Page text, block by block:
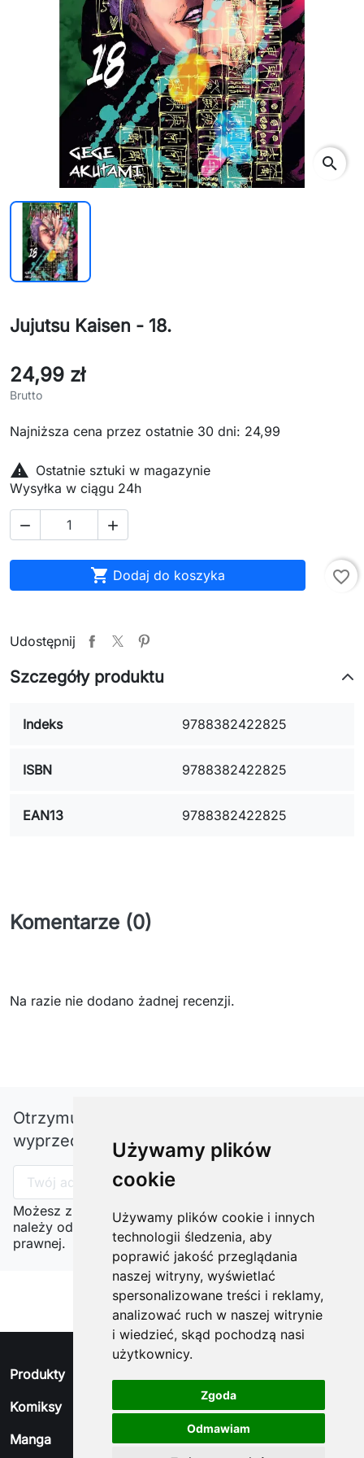
Używamy plików
cookie
Używamy plików cookie i innych
technologii śledzenia, aby
poprawić jakość przeglądania
naszej witryny, wyświetlać
spersonalizowane treści i reklamy,
analizować ruch w naszej witrynie
i wiedzieć, skąd pochodzą nasi
użytkownicy.
Zgoda
Odmawiam
search
Jujutsu Kaisen - 18.
24,99 zł
Brutto
Najniższa cena przez ostatnie 30 dni: 24,99
 Ostatnie sztuki w magazynie
Wysyłka w ciągu 24h
 
 Dodaj do koszyka favorite_border
Udostępnij
Szczegóły produktu
Indeks 9788382422825
ISBN 9788382422825
EAN13 9788382422825
Komentarze (0)
Na razie nie dodano żadnej recenzji.
Otrzymuj informację o nowościach i
wyprzedażach
Możesz zrezygnować w każdej chwili. W tym celu
należy odnaleźć szczegóły w naszej informacji
prawnej.
Produkty
Komiksy
Manga